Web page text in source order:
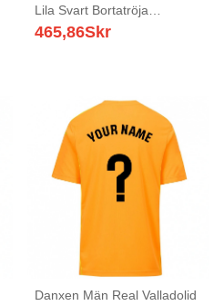
Lila Svart Bortatröja
Matchtröjor 2025/26 Tröjor
465,86Skr
Danxen Män Real Valladolid